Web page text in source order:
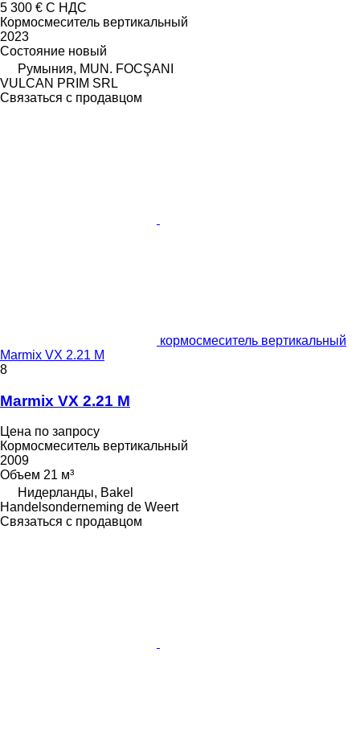
5 300 € С НДС
Кормосмеситель вертикальный
2023
Состояние новый
Румыния, MUN. FOCŞANI
VULCAN PRIM SRL
Связаться с продавцом
кормосмеситель вертикальный
Marmix VX 2.21 M
8
Marmix VX 2.21 M
Цена по запросу
Кормосмеситель вертикальный
2009
Объем 21 м³
Нидерланды, Bakel
Handelsonderneming de Weert
Связаться с продавцом